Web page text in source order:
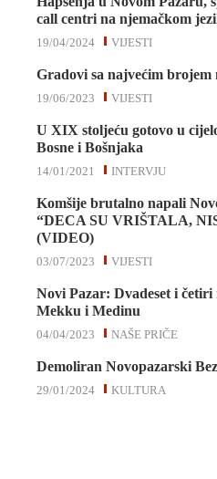
call centri na njemačkom
VIJESTI
19/04/2024
Gradovi sa najvećim
VIJESTI
19/06/2023
U XIX stoljeću gotovo u
Bosne i Bošnjaka
INTERVJU
14/01/2021
Komšije brutalno napali
“DECA SU VRIŠTALA,
(VIDEO)
VIJESTI
03/07/2023
Novi Pazar: Dvadeset i
Mekku i Medinu
NAŠE PRIČE
04/04/2023
Demoliran Novopazarski
KULTURA
29/01/2024